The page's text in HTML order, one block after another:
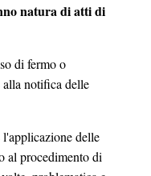
natura di atti di
di fermo o
notifica delle
delle
al procedimento di